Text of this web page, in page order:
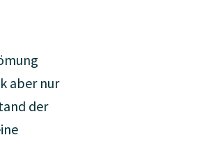
aber nur
der